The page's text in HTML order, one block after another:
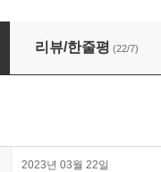
리뷰/한줄평 (22/7)
2023년 03월 22일